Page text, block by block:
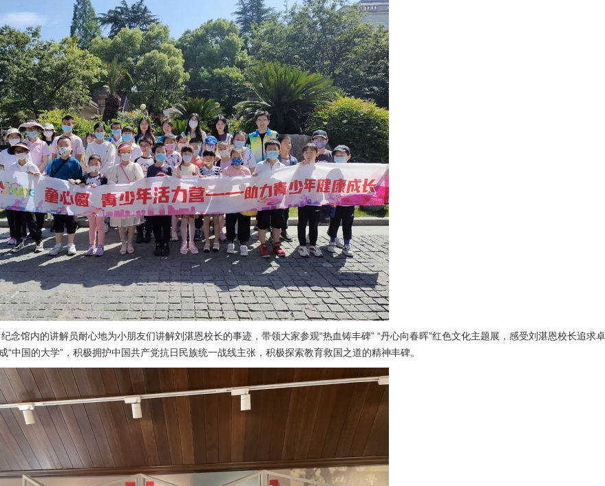
念馆内的讲解员耐心地为小朋友们讲解刘湛恩校长的事迹，带领大家参观“热血铸丰碑” “丹心向春晖”红色文化主题展，感受刘湛恩校长追求卓
中国的大学”，积极拥护中国共产党抗日民族统一战线主张，积极探索教育救国之道的精神丰碑。